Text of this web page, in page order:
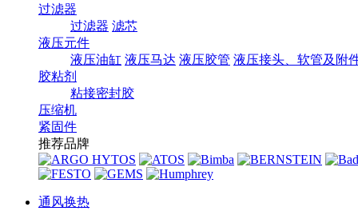
过滤器
过滤器 滤芯
液压元件
液压油缸 液压马达 液压胶管 液压接头、软管及附
胶粘剂
粘接密封胶
压缩机
紧固件
推荐品牌
通风换热